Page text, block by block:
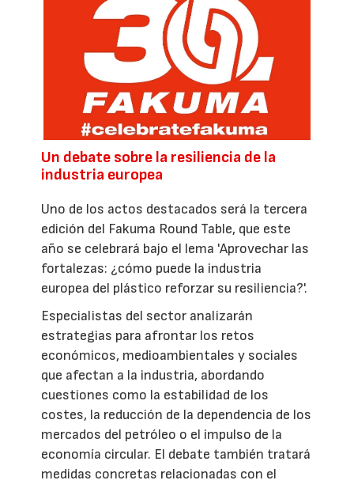
Un debate sobre la resiliencia de la
industria europea
Uno de los actos destacados será la tercera
edición del Fakuma Round Table, que este
año se celebrará bajo el lema 'Aprovechar las
fortalezas: ¿cómo puede la industria
europea del plástico reforzar su resiliencia?'.
Especialistas del sector analizarán
estrategias para afrontar los retos
económicos, medioambientales y sociales
que afectan a la industria, abordando
cuestiones como la estabilidad de los
costes, la reducción de la dependencia de los
mercados del petróleo o el impulso de la
economía circular. El debate también tratará
medidas concretas relacionadas con el